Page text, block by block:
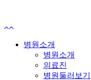
Menu
Close
병원소개
병원소개
의료진
병원둘러보기